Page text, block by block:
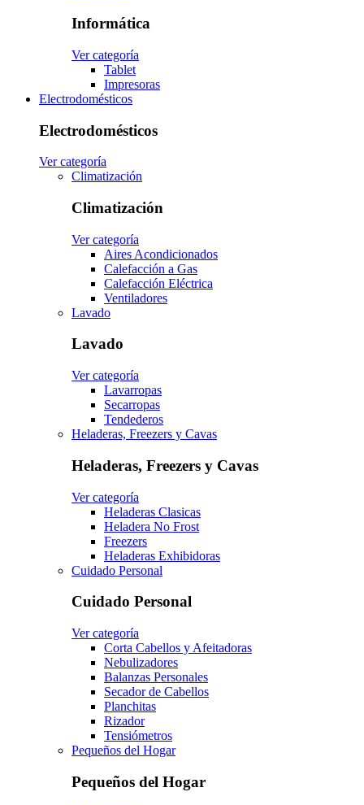
Informática
Ver categoría
Tablet
Impresoras
Electrodomésticos
Electrodomésticos
Ver categoría
Climatización
Climatización
Ver categoría
Aires Acondicionados
Calefacción a Gas
Calefacción Eléctrica
Ventiladores
Lavado
Lavado
Ver categoría
Lavarropas
Secarropas
Tendederos
Heladeras, Freezers y Cavas
Heladeras, Freezers y Cavas
Ver categoría
Heladeras Clasicas
Heladera No Frost
Freezers
Heladeras Exhibidoras
Cuidado Personal
Cuidado Personal
Ver categoría
Corta Cabellos y Afeitadoras
Nebulizadores
Balanzas Personales
Secador de Cabellos
Planchitas
Rizador
Tensiómetros
Pequeños del Hogar
Pequeños del Hogar